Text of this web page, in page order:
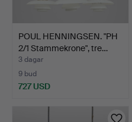
POUL HENNINGSEN. "PH
2/1 Stammekrone", tre…
3 dagar
9 bud
727 USD